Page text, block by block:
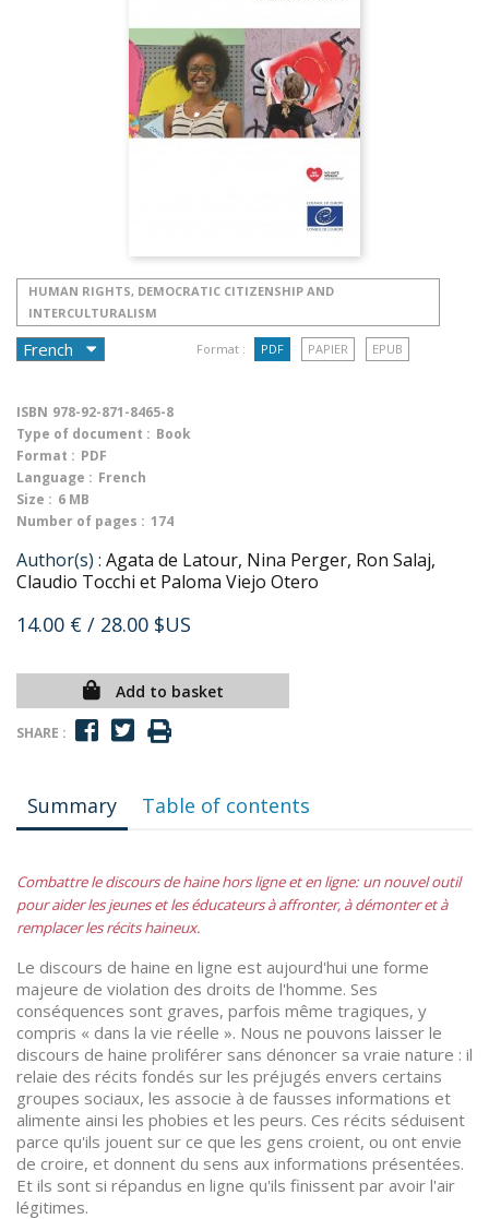
HUMAN RIGHTS, DEMOCRATIC CITIZENSHIP AND
INTERCULTURALISM
Format : PDF PAPIER EPUB
ISBN 978-92-871-8465-8
Type of document : Book
Format : PDF
Language : French
Size : 6 MB
Number of pages : 174
Author(s) : Agata de Latour, Nina Perger, Ron Salaj,
Claudio Tocchi et Paloma Viejo Otero
14.00 € / 28.00 $US
Add to basket
SHARE :
Summary Table of contents
Combattre le discours de haine hors ligne et en ligne: un nouvel outil
pour aider les jeunes et les éducateurs à affronter, à démonter et à
remplacer les récits haineux.
Le discours de haine en ligne est aujourd'hui une forme
majeure de violation des droits de l'homme. Ses
conséquences sont graves, parfois même tragiques, y
compris « dans la vie réelle ». Nous ne pouvons laisser le
discours de haine proliférer sans dénoncer sa vraie nature : il
relaie des récits fondés sur les préjugés envers certains
groupes sociaux, les associe à de fausses informations et
alimente ainsi les phobies et les peurs. Ces récits séduisent
parce qu'ils jouent sur ce que les gens croient, ou ont envie
de croire, et donnent du sens aux informations présentées.
Et ils sont si répandus en ligne qu'ils finissent par avoir l'air
légitimes.